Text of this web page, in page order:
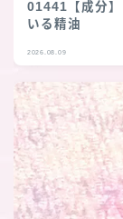
01441【成分】
いる精油
2026.08.09